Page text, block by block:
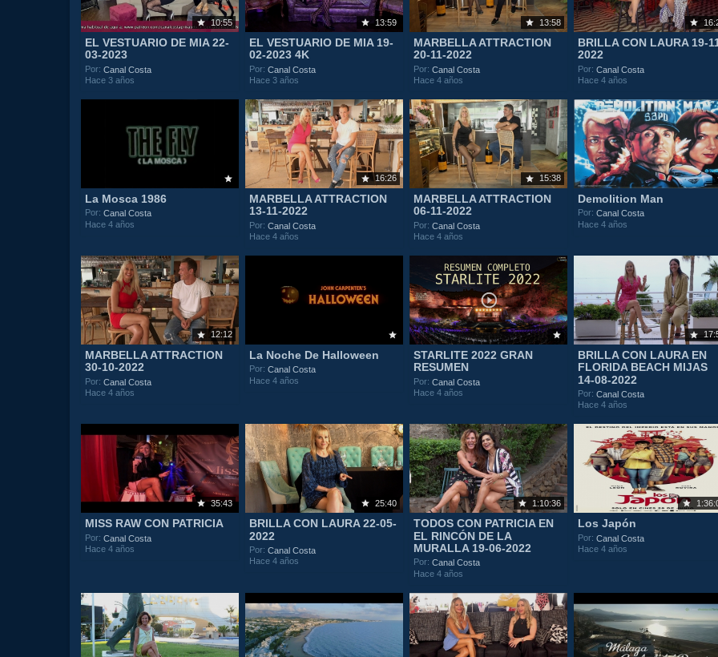
10:55
EL VESTUARIO DE MIA 22-
03-2023
Por:Canal Costa
Hace 3 años
13:59
EL VESTUARIO DE MIA 19-
02-2023 4K
Por:Canal Costa
Hace 3 años
13:58
MARBELLA ATTRACTION
20-11-2022
Por:Canal Costa
Hace 4 años
BRILLA CON LAURA 19-
2022
Por:Canal Costa
Hace 4 años
La Mosca 1986
Por:Canal Costa
Hace 4 años
16:26
MARBELLA ATTRACTION
13-11-2022
Por:Canal Costa
Hace 4 años
15:38
MARBELLA ATTRACTION
06-11-2022
Por:Canal Costa
Hace 4 años
Demolition Man
Por:Canal Costa
Hace 4 años
12:12
MARBELLA ATTRACTION
30-10-2022
Por:Canal Costa
Hace 4 años
La Noche De Halloween
Por:Canal Costa
Hace 4 años
STARLITE 2022 GRAN
RESUMEN
Por:Canal Costa
Hace 4 años
BRILLA CON LAURA EN
FLORIDA BEACH MIJAS
14-08-2022
Por:Canal Costa
Hace 4 años
35:43
MISS RAW CON PATRICIA
Por:Canal Costa
Hace 4 años
25:40
BRILLA CON LAURA 22-05-
2022
Por:Canal Costa
Hace 4 años
1:10:36
TODOS CON PATRICIA EN
EL RINCÓN DE LA
MURALLA 19-06-2022
Por:Canal Costa
Hace 4 años
Los Japón
Por:Canal Costa
Hace 4 años